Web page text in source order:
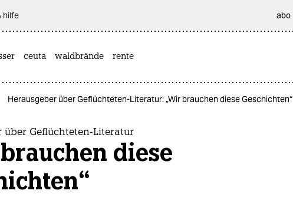
hilfe abo
ceuta waldbrände rente
Herausgeber über Geflüchteten-Literatur: „Wir brauchen diese Geschichten“
über Geflüchteten-Literatur
diese